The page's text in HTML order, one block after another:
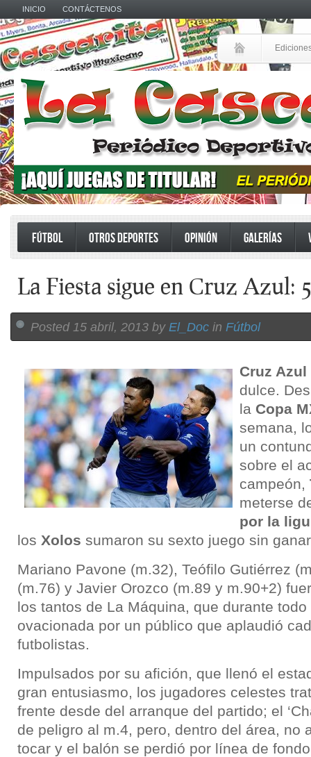
INICIO CONTÁCTENOS
FÚTBOL OTROS DEPORTES OPINIÓN GALERÍAS
La Fiesta sigue en Cruz Azul:
Posted 15 abril, 2013 by El_Doc in Fútbol
Cruz Azul
dulce.
la Copa
semana,
un
sobre el
campeón,
meterse
por la
los Xolos sumaron su sexto juego sin
Mariano Pavone (m.32), Teófilo Gutiérrez
(m.76) y Javier Orozco (m.89 y m.90+2)
los tantos de La Máquina, que durante
ovacionada por un público que aplaudió
futbolistas.
Impulsados por su afición, que llenó el
gran entusiasmo, los jugadores celestes
frente desde del arranque del partido; el
de peligro al m.4, pero, dentro del área, no
tocar y el balón se perdió por línea de